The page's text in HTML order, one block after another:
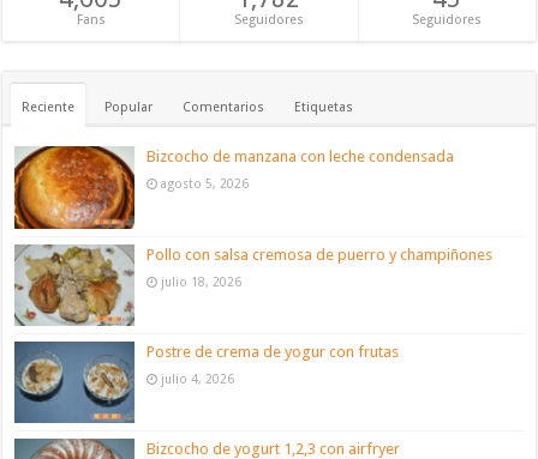
Fans Seguidores Seguidores
Reciente Popular Comentarios Etiquetas
Bizcocho de manzana con leche condensada
agosto 5, 2026
Pollo con salsa cremosa de puerro y champiñones
julio 18, 2026
Postre de crema de yogur con frutas
julio 4, 2026
Bizcocho de yogurt 1,2,3 con airfryer